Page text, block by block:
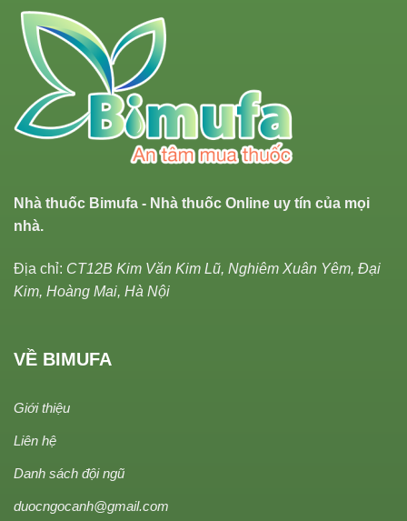
Nhà thuốc Bimufa - Nhà thuốc Online uy tín của mọi
nhà.
Địa chỉ: CT12B Kim Văn Kim Lũ, Nghiêm Xuân Yêm, Đại
Kim, Hoàng Mai, Hà Nội
VỀ BIMUFA
Giới thiệu
Liên hệ
Danh sách đội ngũ
duocngocanh@gmail.com